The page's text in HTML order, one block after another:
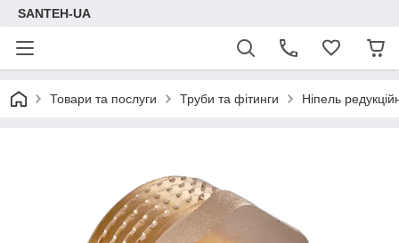
SANTEH-UA
Товари та послуги Труби та фітинги Ніпель